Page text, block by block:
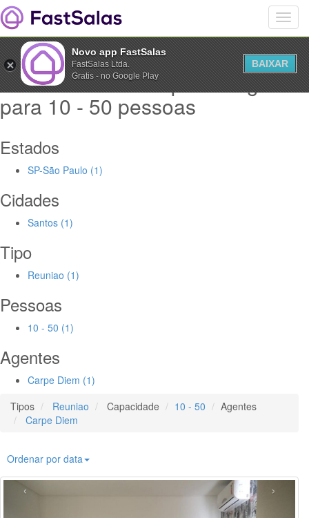
Salas de Reuniao para alugar
para 10 - 50 pessoas
Estados
SP-São Paulo (1)
Cidades
Santos (1)
Tipo
Reuniao (1)
Pessoas
10 - 50 (1)
Agentes
Carpe Diem (1)
Tipos
Reuniao Capacidade 10 - 50
Agentes
Carpe Diem
Ordenar por data
‹ ›
Novo app FastSalas
FastSalas Ltda.
Gratis - no Google Play
BAIXAR